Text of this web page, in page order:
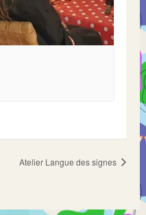
Atelier Langue des signes